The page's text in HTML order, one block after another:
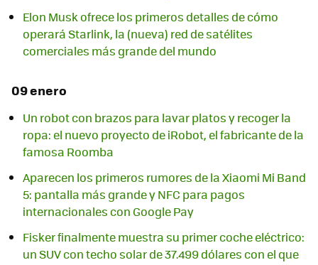
Elon Musk ofrece los primeros detalles de cómo
operará Starlink, la (nueva) red de satélites
comerciales más grande del mundo
09 enero
Un robot con brazos para lavar platos y recoger la
ropa: el nuevo proyecto de iRobot, el fabricante de la
famosa Roomba
Aparecen los primeros rumores de la Xiaomi Mi Band
5: pantalla más grande y NFC para pagos
internacionales con Google Pay
Fisker finalmente muestra su primer coche eléctrico:
un SUV con techo solar de 37.499 dólares con el que